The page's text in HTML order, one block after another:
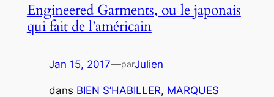
Engineered Garments, ou le japonais
qui fait de l’américain
Jan 15, 2017—parJulien
dans BIEN S’HABILLER, MARQUES